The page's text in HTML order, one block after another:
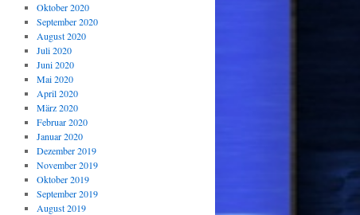
Oktober 2020
September 2020
August 2020
Juli 2020
Juni 2020
Mai 2020
April 2020
März 2020
Februar 2020
Januar 2020
Dezember 2019
November 2019
Oktober 2019
September 2019
August 2019